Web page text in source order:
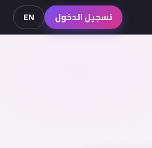
تسجيل الدخول EN